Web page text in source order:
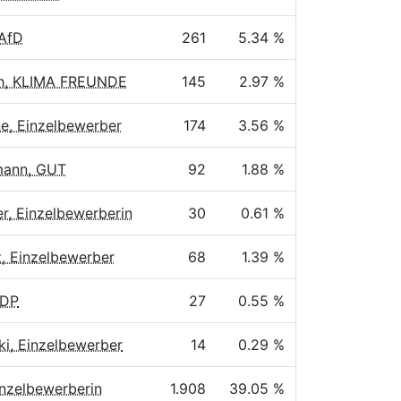
261 5.34 %
KLIMA FREUNDE 145 2.97 %
Einzelbewerber 174 3.56 %
GUT 92 1.88 %
Einzelbewerberin 30 0.61 %
Einzelbewerber 68 1.39 %
27 0.55 %
Einzelbewerber 14 0.29 %
1.908 39.05 %